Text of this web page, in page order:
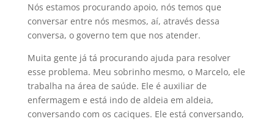
Nós estamos procurando apoio, nós temos que
conversar entre nós mesmos, aí, através dessa
conversa, o governo tem que nos atender.
Muita gente já tá procurando ajuda para resolver
esse problema. Meu sobrinho mesmo, o Marcelo, ele
trabalha na área de saúde. Ele é auxiliar de
enfermagem e está indo de aldeia em aldeia,
conversando com os caciques. Ele está conversando,